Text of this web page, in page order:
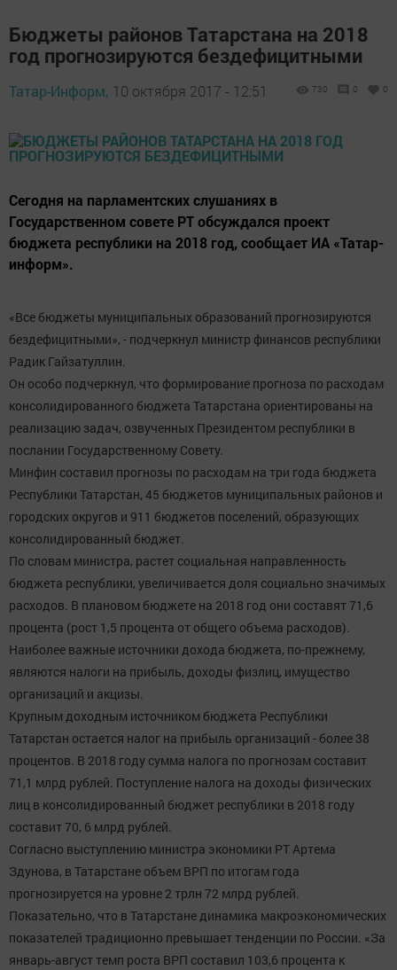
Бюджеты районов Татарстана на 2018
год прогнозируются бездефицитными
Татар-Информ, 10 октября 2017 - 12:51 730 0 0
Сегодня на парламентских слушаниях в
Государственном совете РТ обсуждался проект
бюджета республики на 2018 год, сообщает ИА «Татар-
информ».
«Все бюджеты муниципальных образований прогнозируются
бездефицитными», - подчеркнул министр финансов республики
Радик Гайзатуллин.
Он особо подчеркнул, что формирование прогноза по расходам
консолидированного бюджета Татарстана ориентированы на
реализацию задач, озвученных Президентом республики в
послании Государственному Совету.
Минфин составил прогнозы по расходам на три года бюджета
Республики Татарстан, 45 бюджетов муниципальных районов и
городских округов и 911 бюджетов поселений, образующих
консолидированный бюджет.
По словам министра, растет социальная направленность
бюджета республики, увеличивается доля социально значимых
расходов. В плановом бюджете на 2018 год они составят 71,6
процента (рост 1,5 процента от общего объема расходов).
Наиболее важные источники дохода бюджета, по-прежнему,
являются налоги на прибыль, доходы физлиц, имущество
организаций и акцизы.
Крупным доходным источником бюджета Республики
Татарстан остается налог на прибыль организаций - более 38
процентов. В 2018 году сумма налога по прогнозам составит
71,1 млрд рублей. Поступление налога на доходы физических
лиц в консолидированный бюджет республики в 2018 году
составит 70, 6 млрд рублей.
Согласно выступлению министра экономики РТ Артема
Здунова, в Татарстане объем ВРП по итогам года
прогнозируется на уровне 2 трлн 72 млрд рублей.
Показательно, что в Татарстане динамика макроэкономических
показателей традиционно превышает тенденции по России. «За
январь-август темп роста ВРП составил 103,6 процента к